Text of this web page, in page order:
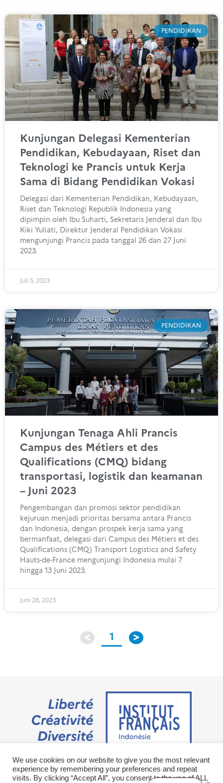
PENDIDIKAN
Kunjungan Delegasi Kementerian
Pendidikan, Kebudayaan, Riset dan
Teknologi ke Prancis untuk Kerja
Sama di Bidang Pendidikan Vokasi
Delegasi dari Kementerian Pendidikan, Kebudayaan,
Riset dan Teknologi Republik Indonesia yang
dipimpin oleh Ibu Suharti, Sekretaris Jenderal dan Ibu
Kiki Yuliati, Direktur Jenderal Pendidikan Vokasi
mengunjungi Prancis pada tanggal 26 dan 27 Juni
2023.
Juli 5, 2023
PENDIDIKAN
Kunjungan Tenaga Ahli Prancis
Campus des Métiers et des
Qualifications (CMQ) bidang
transportasi, logistik dan keamanan
– Juni 2023
Pengembangan dan promosi sektor pendidikan
kejuruan menjadi prioritas bersama antara Prancis
dan Indonesia, dengan prospek kerja sama yang
bermanfaat, delegasi dari Campus des Métiers et des
Qualifications (CMQ) Transport Logistics and Safety
Hauts-de-France mengunjungi Indonesia mulai 7
hingga 13 Juni 2023.
Juni 28, 2023
1
Jalan M.H. Thamrin No. 20 Jakarta Pusat 10350
+6221 23 55 79 00
info@ifi-id.com
We use cookies on our website to give you the most relevant
experience by remembering your preferences and repeat
visits. By clicking “Accept All”, you consent to the use of ALL